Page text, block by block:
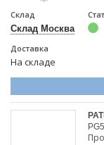
Склад
Склад Москва
Доставка
На складе